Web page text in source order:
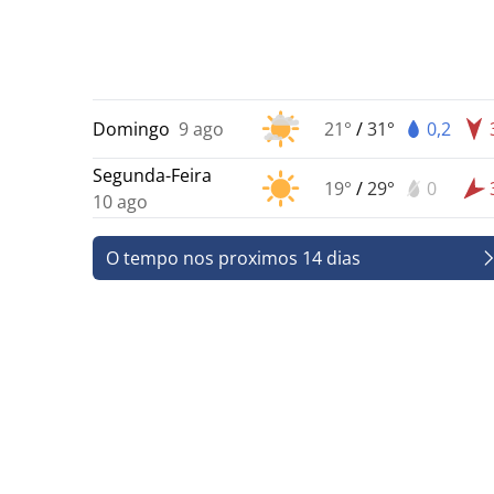
Domingo 9 ago 21° /31° 0,2
Segunda-Feira
10 ago
19° /29° 0
O tempo nos proximos 14 dias